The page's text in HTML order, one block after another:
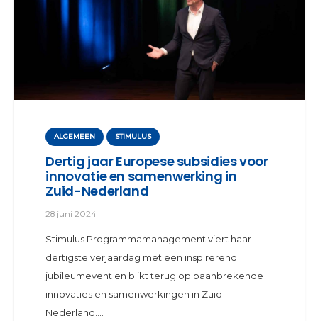
ALGEMEEN STIMULUS
Dertig jaar Europese subsidies voor
innovatie en samenwerking in
Zuid-Nederland
28 juni 2024
Stimulus Programmamanagement viert haar
dertigste verjaardag met een inspirerend
jubileumevent en blikt terug op baanbrekende
innovaties en samenwerkingen in Zuid-
Nederland.…